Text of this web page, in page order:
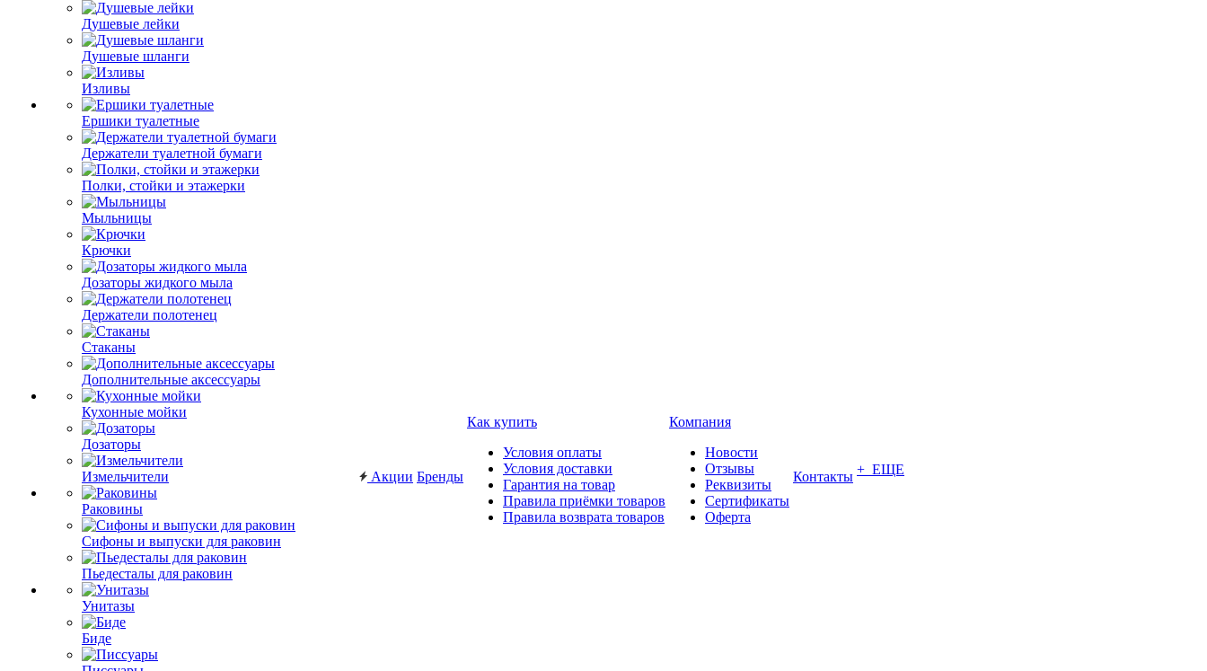
Душевые лейки
Душевые шланги
Изливы
Ершики туалетные
Держатели туалетной бумаги
Полки, стойки и этажерки
Мыльницы
Крючки
Дозаторы жидкого мыла
Держатели полотенец
Стаканы
Дополнительные аксессуары
Кухонные мойки
Дозаторы
Измельчители
Раковины
Сифоны и выпуски для раковин
Пьедесталы для раковин
Унитазы
Биде
Акции Бренды
Как купить
Условия оплаты
Условия доставки
Гарантия на товар
Правила приёмки товаров
Правила возврата товаров
Компания
Новости
Отзывы
Реквизиты
Сертификаты
Оферта
Контакты + ЕЩЕ